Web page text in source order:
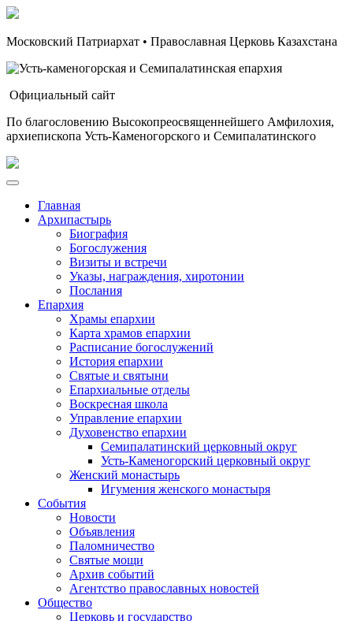
Московский Патриархат • Православная Церковь Казахстана
Официальный сайт
По благословению Высокопреосвященнейшего Амфилохия,
архиепископа Усть-Каменогорского и Семипалатинского
Главная
Архипастырь
Биография
Богослужения
Визиты и встречи
Указы, награждения, хиротонии
Послания
Епархия
Храмы епархии
Карта храмов епархии
Расписание богослужений
История епархии
Святые и святыни
Епархиальные отделы
Воскресная школа
Управление епархии
Духовенство епархии
Семипалатинский церковный округ
Усть-Каменогорский церковный округ
Женский монастырь
Игумения женского монастыря
События
Новости
Объявления
Паломничество
Святые мощи
Архив событий
Агентство православных новостей
Общество
Церковь и государство